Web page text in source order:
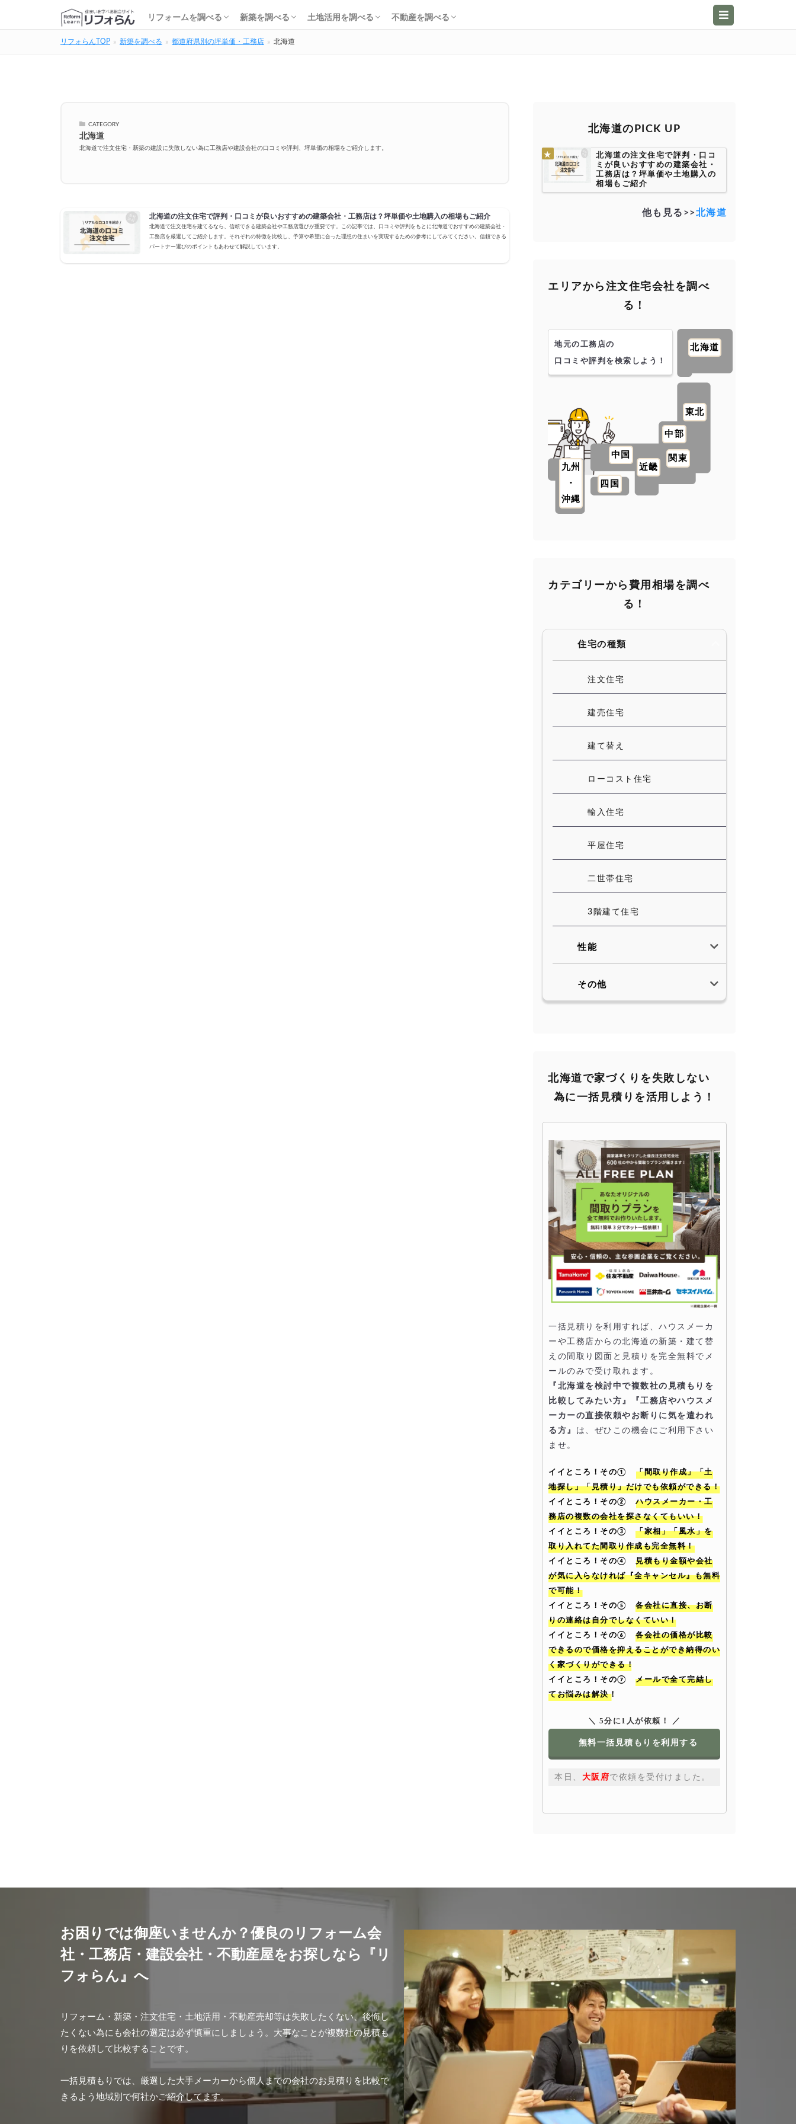
リフォームを調べる
基礎知識・費用を調べる
リフォーム会社を調べる
リフォームローンを調べる
保険・補助金を調べる
新築を調べる
基礎知識・費用を調べる
建築会社・工務店を調べる
家の解体を調べる
土地購入を調べる
住宅ローンを調べる
土地活用を調べる 不動産を調べる
リフォらんTOP 新築を調べる 都道府県別の坪単価・工務店 北海道
CATEGORY
北海道
北海道で注文住宅・新築の建設に失敗しない為に工務店や建設会社の口コミや評判、坪単価の相場をご紹介します。
北海道の注文住宅で評判・口コミが良いおすすめの建築会社・工務店は？坪単価や土地購入の相場もご紹介
北海道で注文住宅を建てるなら、信頼できる建築会社や工務店選びが重要です。この記事では、口コミや評判をもとに北海道でおすすめの建築会社・
工務店を厳選してご紹介します。それぞれの特徴を比較し、予算や希望に合った理想の住まいを実現するための参考にしてみてください。信頼できる
パートナー選びのポイントもあわせて解説しています。
北海道のPICK UP
北海道の注文住宅で評判・口コ
ミが良いおすすめの建築会社・
工務店は？坪単価や土地購入の
相場もご紹介
他も見る>>北海道
エリアから注文住宅会社を調べ
る！
北海道
東北
関東
中部
近畿
中国
四国
九州
・
沖縄
地元の工務店の
口コミや評判を検索しよう！
カテゴリーから費用相場を調べ
る！
住宅の種類
注文住宅
建売住宅
建て替え
ローコスト住宅
輸入住宅
平屋住宅
二世帯住宅
3階建て住宅
性能
その他
北海道で家づくりを失敗しない
為に一括見積りを活用しよう！
一括見積りを利用すれば、ハウスメーカ
ーや工務店からの北海道の新築・建て替
えの間取り図面と見積りを完全無料でメ
ールのみで受け取れます。
『北海道を検討中で複数社の見積もりを
比較してみたい方』『工務店やハウスメ
ーカーの直接依頼やお断りに気を遣われ
る方』
は、ぜひこの機会にご利用下さい
ませ。
イイところ！その①
「間取り作成」「土
地探し」「見積り」だけでも依頼ができる！
イイところ！その②
ハウスメーカー・工
務店の複数の会社を探さなくてもいい！
イイところ！その③
「家相」「風水」を
取り入れてた間取り作成も完全無料！
イイところ！その④
見積もり金額や会社
が気に入らなければ『全キャンセル』も無料
で可能！
イイところ！その⑤
各会社に直接、お断
りの連絡は自分でしなくていい！
イイところ！その⑥
各会社の価格が比較
できるので価格を抑えることができ納得のい
く家づくりができる！
イイところ！その⑦
メールで全て完結し
てお悩みは解決！
＼ 5分に1人が依頼！ ／
無料一括見積もりを利用する
本日、 大阪府で依頼を受付けました。
お困りでは御座いませんか？優良のリフォーム会
社・工務店・建設会社・不動産屋をお探しなら『リ
フォらん』へ
リフォーム・新築・注文住宅・土地活用・不動産売却等は失敗したくない、後悔し
たくない為にも会社の選定は必ず慎重にしましょう。大事なことが複数社の見積も
りを依頼して比較することです。
一括見積もりでは、厳選した大手メーカーから個人までの会社のお見積りを比較で
きるよう地域別で何社かご紹介してます。
基礎知識・費用を調べる
リフォーム会社を調べる
リフォームローンを調べる
保険・補助金を調べる 基礎知識・費用を調べる
建築会社・工務店を調べる
家の解体を調べる
土地購入を調べる
住宅ローンを調べる基礎知識を調べる
土地活用会社を調べる
利回り・初期費用を調べる不動産売却を調べる
不動産購入を調べる
不動産投資を調べる